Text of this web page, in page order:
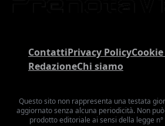
ContattiPrivacy Policy
RedazioneChi siamo
Questo sito non rappresenta una testata
aggiornato senza alcuna periodicità. Non
prodotto editoriale ai sensi della legge